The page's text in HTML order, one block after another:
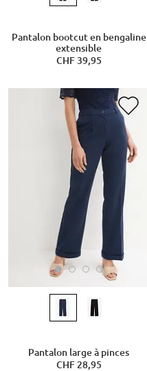
Pantalon bootcut en bengaline
extensible
CHF 39,95
Pantalon large à pinces
CHF 28,95